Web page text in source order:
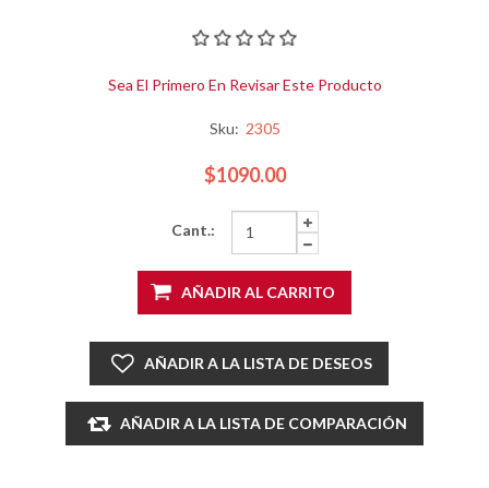
Sea El Primero En Revisar Este Producto
Sku: 2305
$1090.00
Cant.:
AÑADIR AL CARRITO
AÑADIR A LA LISTA DE DESEOS
AÑADIR A LA LISTA DE COMPARACIÓN